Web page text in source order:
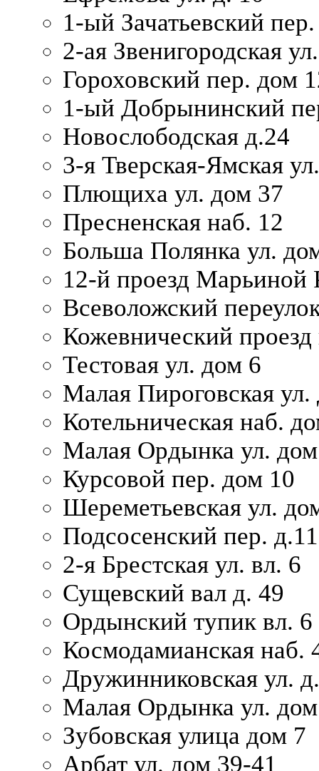
1-ый Зачатьевский
2-ая Звенигородская
Гороховский пер. дом
1-ый Добрынинский
Новослободская д.24
3-я Тверская-Ямская
Плющиха ул. дом 37
Пресненская наб. 12
Больша Полянка ул.
12-й проезд Марьиной
Всеволожский
Кожевнический проезд
Тестовая ул. дом 6
Малая Пироговская
Котельническая наб.
Малая Ордынка ул.
Курсовой пер. дом 10
Шереметьевская ул.
Подсосенский пер. д.11
2-я Брестская ул. вл. 6
Сущевский вал д. 49
Ордынский тупик вл. 6
Космодамианская наб.
Дружинниковская ул.
Малая Ордынка ул.
Зубовская улица дом 7
Арбат ул. дом 39-41